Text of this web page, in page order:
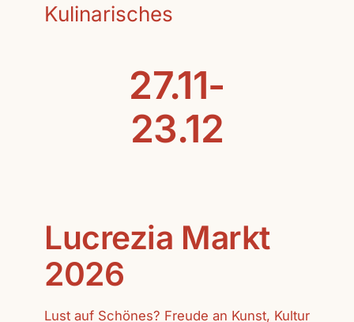
Kulinarisches
27.11-
23.12
Lucrezia Markt
2026
Lust auf Schönes? Freude an Kunst, Kultur